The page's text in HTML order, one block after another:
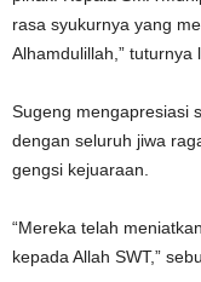
rasa syukurnya yang
Alhamdulillah,” tuturnya
Sugeng mengapresiasi
dengan seluruh jiwa
gengsi kejuaraan.
“Mereka telah
kepada Allah SWT,”